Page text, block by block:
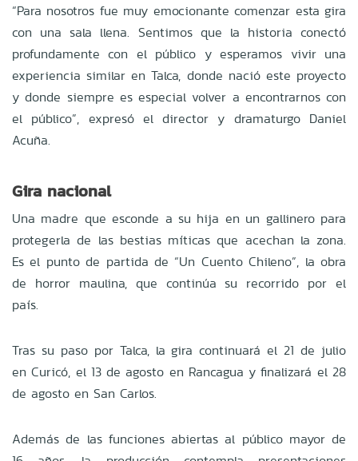
“Para nosotros fue muy emocionante comenzar esta gira
con una sala llena. Sentimos que la historia conectó
profundamente con el público y esperamos vivir una
experiencia similar en Talca, donde nació este proyecto
y donde siempre es especial volver a encontrarnos con
el público”, expresó el director y dramaturgo Daniel
Acuña.
Gira nacional
Una madre que esconde a su hija en un gallinero para
protegerla de las bestias míticas que acechan la zona.
Es el punto de partida de “Un Cuento Chileno”, la obra
de horror maulina, que continúa su recorrido por el
país.
Tras su paso por Talca, la gira continuará el 21 de julio
en Curicó, el 13 de agosto en Rancagua y finalizará el 28
de agosto en San Carlos.
Además de las funciones abiertas al público mayor de